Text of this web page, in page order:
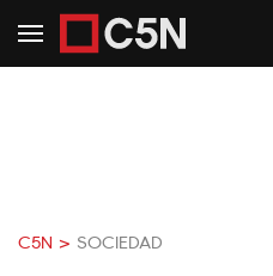
C5N > SOCIEDAD